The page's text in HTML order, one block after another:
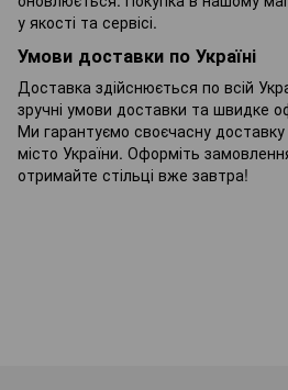
у якості та сервісі.
Умови доставки по Україні
Доставка здійснюється по всій
зручні умови доставки та швидке
Ми гарантуємо своєчасну доставку
місто України. Оформіть
отримайте стільці вже завтра!